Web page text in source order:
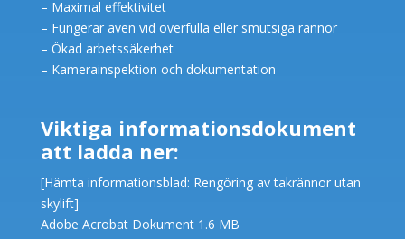
– Maximal effektivitet
– Fungerar även vid överfulla eller smutsiga rännor
– Ökad arbetssäkerhet
– Kamerainspektion och dokumentation
Viktiga informationsdokument
att ladda ner:
[Hämta informationsblad: Rengöring av takrännor utan
skylift]
Adobe Acrobat Dokument 1.6 MB